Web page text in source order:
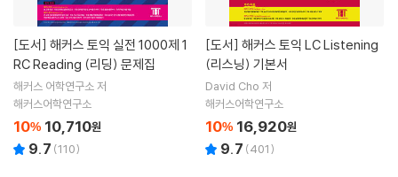
[도서]
RC Reading (리딩) 문제집
해커스 어학연구소 저
해커스어학연구소
10% 10,710원
9.7 (110)
[도서]
(리스닝) 기본서
David Cho 저
해커스어학연구소
10% 16,920원
9.7 (401)